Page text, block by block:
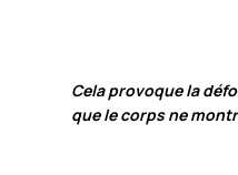
Cela provoque la
que le corps ne